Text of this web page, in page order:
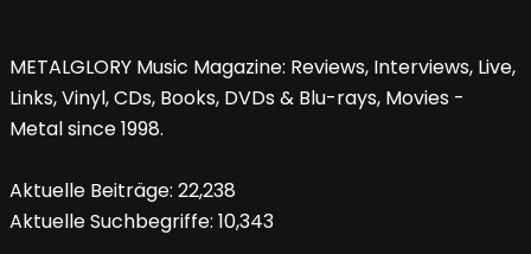
METALGLORY Music Magazine: Reviews, Interviews, Live,
Links, Vinyl, CDs, Books, DVDs & Blu-rays, Movies -
Metal since 1998.
Aktuelle Beiträge: 22,238
Aktuelle Suchbegriffe: 10,343